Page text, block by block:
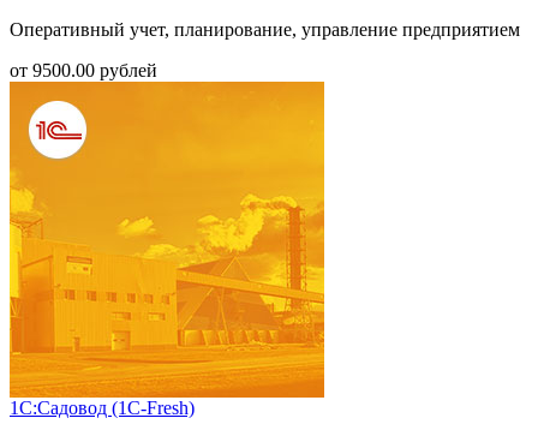
Оперативный учет, планирование, управление предприятием
от 9500.00 рублей
1С:Садовод (1С-Fresh)